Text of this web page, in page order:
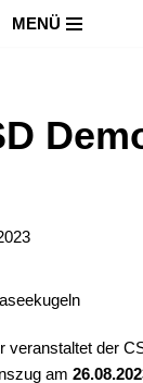
MENÜ
veranstaltet der
am